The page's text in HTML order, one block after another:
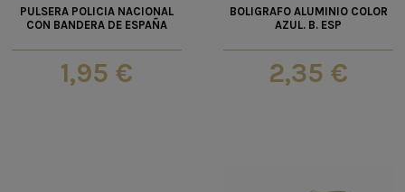
PULSERA POLICIA NACIONAL
CON BANDERA DE ESPAÑA
1,95 €
BOLIGRAFO ALUMINIO COLOR
AZUL. B. ESP
2,35 €